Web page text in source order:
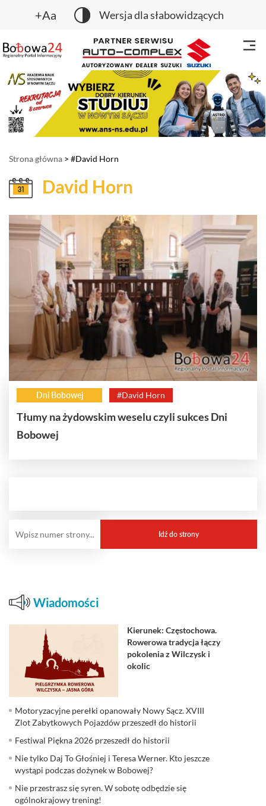
+Aa Wersja dla słabowidzących
Strona główna > #David Horn
David Horn
Dni Bobowej #David Horn
Tłumy na żydowskim weselu czyli sukces Dni
Bobowej
Wiadomości
Kierunek: Częstochowa.
Rowerowa tradycja łączy
pokolenia z Wilczysk i
okolic
Motoryzacyjne perełki opanowały Nowy Sącz. XVIII
Zlot Zabytkowych Pojazdów przeszedł do historii
Festiwal Piękna 2026 przeszedł do historii
Nie tylko Daj To Głośniej i Teresa Werner. Kto jeszcze
wystąpi podczas dożynek w Bobowej?
Nie przestrasz się syren. W sobotę odbędzie się
ogólnokrajowy trening!